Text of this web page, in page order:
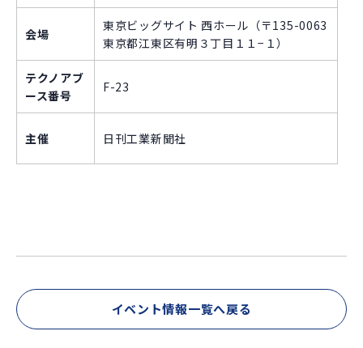
会場
東京ビッグサイト 西ホール（〒135-0063
東京都江東区有明３丁目１１−１）
テクノアブ
ース番号
F-23
主催 日刊工業新聞社
イベント情報一覧へ戻る